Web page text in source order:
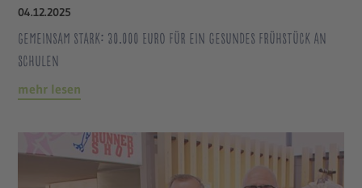
04.12.2025
Gemeinsam stark: 30.000 Euro für ein gesundes Frühstück an
Schulen
mehr lesen